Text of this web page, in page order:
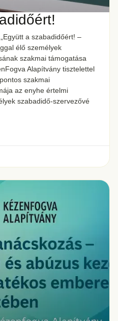
a szabadidőért! –
élő személyek
szakmai támogatása
Alapítvány tisztelettel
szakmai
az enyhe értelmi
szabadidő-szervezővé